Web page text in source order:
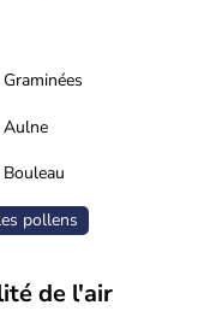
Graminées
Aulne
Bouleau
pollens
de l'air